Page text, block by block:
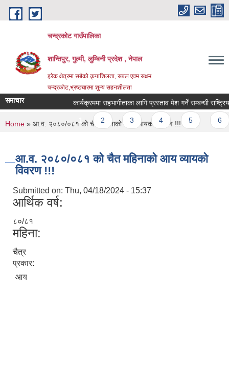
Skip to main content
चन्द्रकोट गाउँपालिका
शान्तिपुर, गुल्मी, लुम्बिनी प्रदेश , नेपाल
हरेक क्षेत्रमा सबैको कृयाशिलता, सबल एवम सक्षम
चन्द्रकोट,भ्रष्टचारमा शुन्य सहनशीलता
समाचार कार्यक्रममा सहभागीताका लागि प्रस्ताव पेश गर्ने सम्बन्धी
Pages
2 3 4 5
You are here
Home » आ.व. २०८०/०८१ को चैत महिनाको आय व्यायको विवरण !!!
आ.व. २०८०/०८१ को चैत महिनाको आय व्यायको
विवरण !!!
Submitted on: Thu, 04/18/2024 - 15:37
आर्थिक वर्ष:
८०/८१
महिना:
चैत्र
प्रकार:
आय